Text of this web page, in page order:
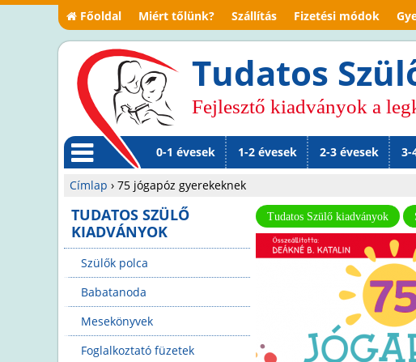
Főoldal Miért tőlünk? Szállítás Fizetési módok
Tudatos
Fejlesztő kiadványok a
Jelenlegi
hely
Címlap › 75 jógapóz gyerekeknek
Tudatos Szülő kiadványok
M
en
ü
0-1 évesek 1-2 évesek 2-3 évesek 3-
TUDATOS SZÜLŐ
KIADVÁNYOK
Szülők polca
Babatanoda
Mesekönyvek
Foglalkoztató füzetek